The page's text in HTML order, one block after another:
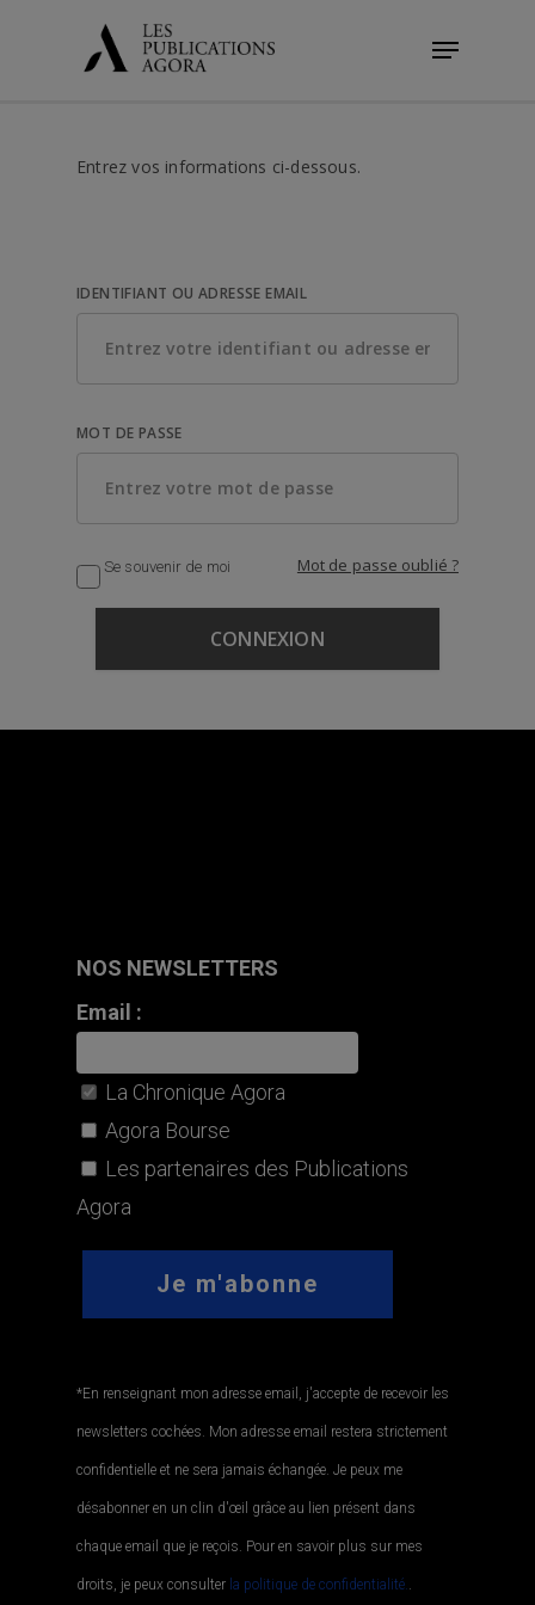
Menu
Entrez vos informations ci-dessous.
IDENTIFIANT OU ADRESSE EMAIL
MOT DE PASSE
Se souvenir de moi Mot de passe oublié ?
NOS NEWSLETTERS
Email :
La Chronique Agora
Agora Bourse
Les partenaires des Publications
Agora
*En renseignant mon adresse email, j'accepte de recevoir les
newsletters cochées. Mon adresse email restera strictement
confidentielle et ne sera jamais échangée. Je peux me
désabonner en un clin d'œil grâce au lien présent dans
chaque email que je reçois. Pour en savoir plus sur mes
droits, je peux consulter la politique de confidentialité..